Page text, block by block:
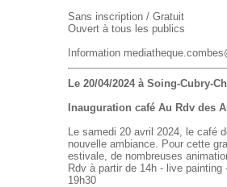
Sans inscription / Gratuit
Ouvert à tous les publics
Information
Le 20/04/2024 à Soing-Cubry-
Inauguration café Au Rdv des
Le samedi 20 avril 2024, le café
nouvelle ambiance. Pour cette
estivale, de nombreuses
Rdv à partir de 14h - live
19h30